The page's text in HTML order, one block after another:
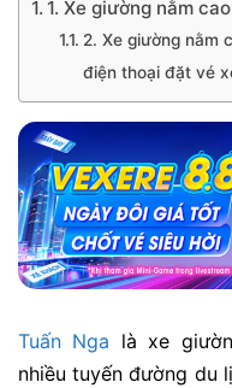
1. Xe giường nằm
2. Xe giường nằm
điện thoại đặt vé
Tuấn Nga là xe
nhiều tuyến đường du